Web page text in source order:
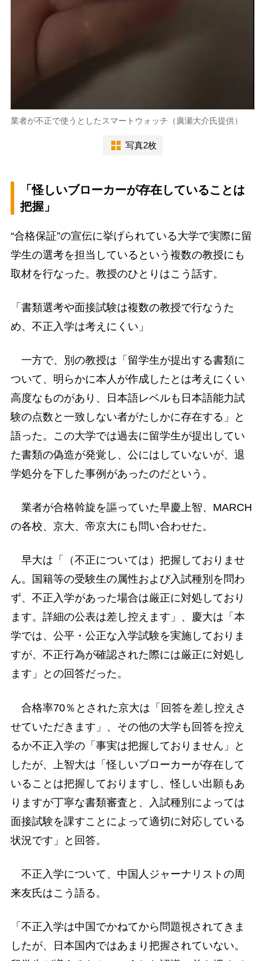
業者が不正で使うとしたスマートウォッチ（廣瀬大介氏提供）
写真2枚
「怪しいブローカーが存在していることは
把握」
“合格保証”の宣伝に挙げられている大学で実際に留
学生の選考を担当しているという複数の教授にも
取材を行なった。教授のひとりはこう話す。
「書類選考や面接試験は複数の教授で行なうた
め、不正入学は考えにくい」
一方で、別の教授は「留学生が提出する書類に
ついて、明らかに本人が作成したとは考えにくい
高度なものがあり、日本語レベルも日本語能力試
験の点数と一致しない者がたしかに存在する」と
語った。この大学では過去に留学生が提出してい
た書類の偽造が発覚し、公にはしていないが、退
学処分を下した事例があったのだという。
業者が合格斡旋を謳っていた早慶上智、MARCH
の各校、京大、帝京大にも問い合わせた。
早大は「（不正については）把握しておりませ
ん。国籍等の受験生の属性および入試種別を問わ
ず、不正入学があった場合は厳正に対処しており
ます。詳細の公表は差し控えます」、慶大は「本
学では、公平・公正な入学試験を実施しておりま
すが、不正行為が確認された際には厳正に対処し
ます」との回答だった。
合格率70％とされた京大は「回答を差し控えさ
せていただきます」、その他の大学も回答を控え
るか不正入学の「事実は把握しておりません」と
したが、上智大は「怪しいブローカーが存在して
いることは把握しておりますし、怪しい出願もあ
りますが丁寧な書類審査と、入試種別によっては
面接試験を課すことによって適切に対応している
状況です」と回答。
不正入学について、中国人ジャーナリストの周
来友氏はこう語る。
「不正入学は中国でかねてから問題視されてきま
したが、日本国内ではあまり把握されていない。